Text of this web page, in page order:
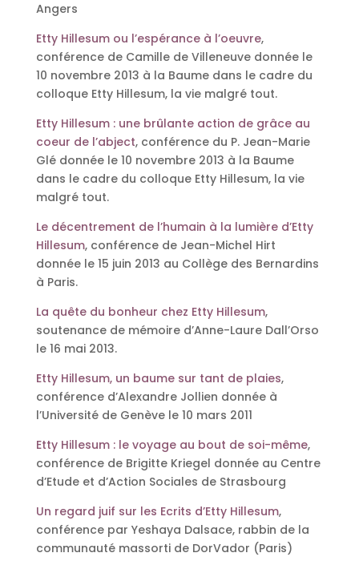
Angers
Etty Hillesum ou l’espérance à l’oeuvre,
conférence de Camille de Villeneuve donnée le
10 novembre 2013 à la Baume dans le cadre du
colloque Etty Hillesum, la vie malgré tout.
Etty Hillesum : une brûlante action de grâce au
coeur de l’abject, conférence du P. Jean-Marie
Glé donnée le 10 novembre 2013 à la Baume
dans le cadre du colloque Etty Hillesum, la vie
malgré tout.
Le décentrement de l’humain à la lumière d’Etty
Hillesum, conférence de Jean-Michel Hirt
donnée le 15 juin 2013 au Collège des Bernardins
à Paris.
La quête du bonheur chez Etty Hillesum,
soutenance de mémoire d’Anne-Laure Dall’Orso
le 16 mai 2013.
Etty Hillesum, un baume sur tant de plaies,
conférence d’Alexandre Jollien donnée à
l’Université de Genève le 10 mars 2011
Etty Hillesum : le voyage au bout de soi-même,
conférence de Brigitte Kriegel donnée au Centre
d’Etude et d’Action Sociales de Strasbourg
Un regard juif sur les Ecrits d’Etty Hillesum,
conférence par Yeshaya Dalsace, rabbin de la
communauté massorti de DorVador (Paris)